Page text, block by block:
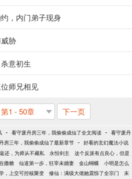
，内门弟子现身
胁
意初生
师兄相见
第1 - 50章 下一页
- 看守废丹房三年，我偷偷成仙了全文阅读 - 看守废丹
房三年，我偷偷成仙了最新章节 - 好看的玄幻魔法小说
还，为师从不藏私 永恒剑主
这个反派有点良心，但是
撒糖 仙道第一步，狂宰未婚妻 金山蝴蝶
小明是怎么
，上交可控核聚变 修仙：满级大佬她震惊了全宗门
末